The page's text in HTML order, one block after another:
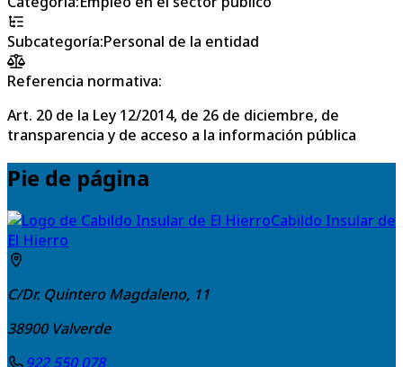
Subcategoría:Personal de la entidad
Referencia normativa:
Art. 20 de la Ley 12/2014, de 26 de diciembre, de
transparencia y de acceso a la información pública
Pie de página
Cabildo Insular de
El Hierro
C/Dr. Quintero Magdaleno, 11
38900 Valverde
922 550 078